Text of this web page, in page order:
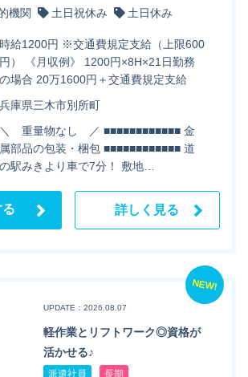
機関
土日祝休み 土日休み
時給1200円 ※交通費規定支給（上限600
円） 《月収例》 1200円×8H×21日勤務
の場合 20万1600円＋交通費規定支給
兵庫県三木市別所町
＼ 重量物なし ／ ■■■■■■■■■■■■ 金
属部品の包装・梱包 ■■■■■■■■■■■■ 道
の駅みきより車で7分！ 敷地…
詳しく見る
NEW!
UPDATE：2026.08.07
軽作業とリフトワーク◎資格が
活かせる♪
派遣社員 長期